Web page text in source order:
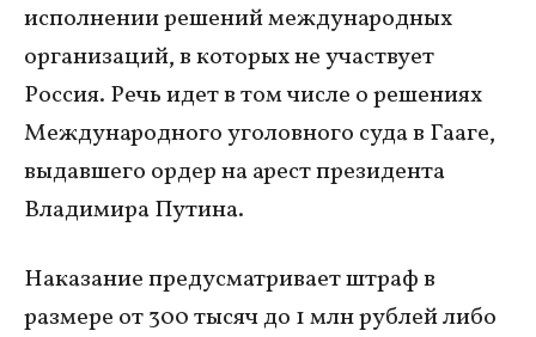
исполнении решений международных
организаций, в которых не участвует
Россия. Речь идет в том числе о решениях
Международного уголовного суда в Гааге,
выдавшего ордер на арест президента
Владимира Путина.
Наказание предусматривает штраф в
размере от 300 тысяч до 1 млн рублей либо